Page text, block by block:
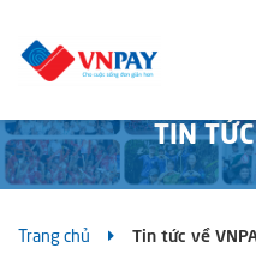
TIN
Trang chủ Tin tức về